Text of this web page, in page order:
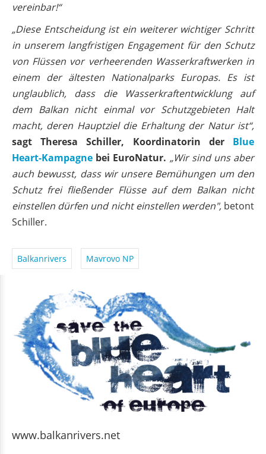
vereinbar!“
„Diese Entscheidung ist ein weiterer wichtiger Schritt
in unserem langfristigen Engagement für den Schutz
von Flüssen vor verheerenden Wasserkraftwerken in
einem der ältesten Nationalparks Europas. Es ist
unglaublich, dass die Wasserkraftentwicklung auf
dem Balkan nicht einmal vor Schutzgebieten Halt
macht, deren Hauptziel die Erhaltung der Natur ist“,
sagt Theresa Schiller, Koordinatorin der Blue
Heart-Kampagne bei EuroNatur. „Wir sind uns aber
auch bewusst, dass wir unsere Bemühungen um den
Schutz frei fließender Flüsse auf dem Balkan nicht
einstellen dürfen und nicht einstellen werden",betont
Schiller.
Balkanrivers Mavrovo NP
www.balkanrivers.net